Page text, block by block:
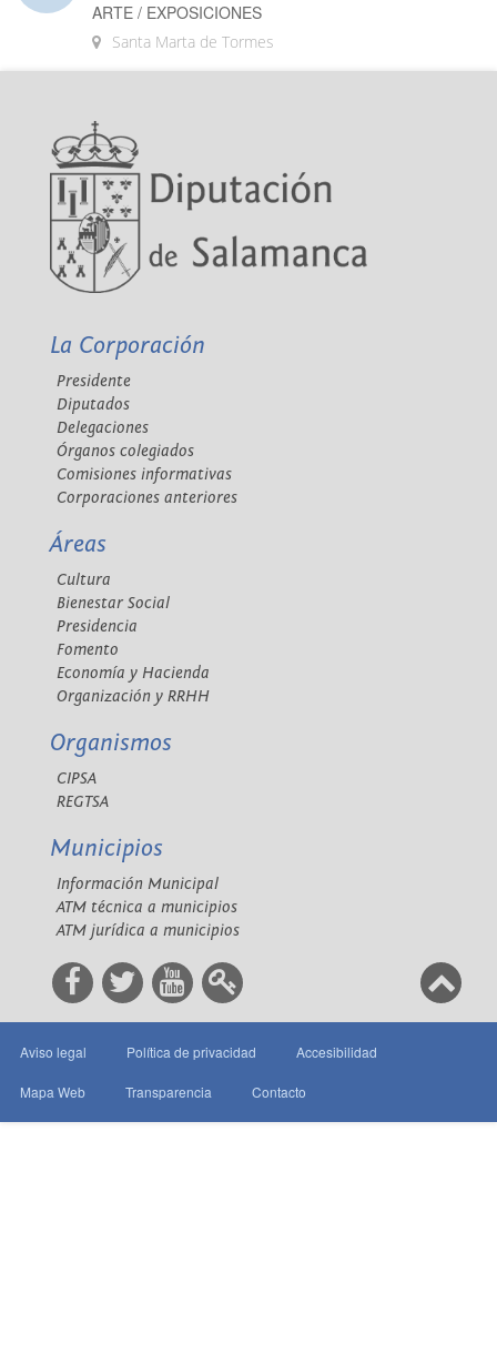
ARTE / EXPOSICIONES
Santa Marta de Tormes
La Corporación
Presidente
Diputados
Delegaciones
Órganos colegiados
Comisiones informativas
Corporaciones anteriores
Áreas
Cultura
Bienestar Social
Presidencia
Fomento
Economía y Hacienda
Organización y RRHH
Organismos
CIPSA
REGTSA
Municipios
Información Municipal
ATM técnica a municipios
ATM jurídica a municipios
Aviso legal Política de privacidad Accesibilidad
Mapa Web Transparencia Contacto